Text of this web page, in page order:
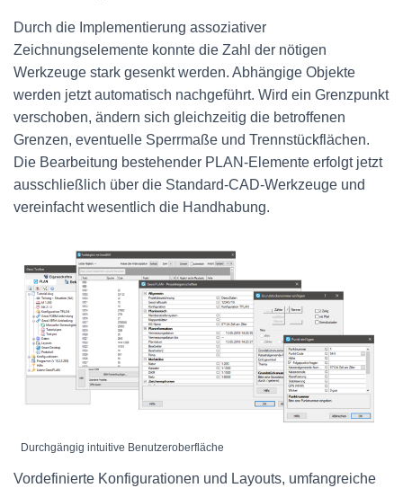
Durch die Implementierung assoziativer
Zeichnungselemente konnte die Zahl der nötigen
Werkzeuge stark gesenkt werden. Abhängige Objekte
werden jetzt automatisch nachgeführt. Wird ein Grenzpunkt
verschoben, ändern sich gleichzeitig die betroffenen
Grenzen, eventuelle Sperrmaße und Trennstückflächen.
Die Bearbeitung bestehender PLAN-Elemente erfolgt jetzt
ausschließlich über die Standard-CAD-Werkzeuge und
vereinfacht wesentlich die Handhabung.
Durchgängig intuitive Benutzeroberfläche
Vordefinierte Konfigurationen und Layouts, umfangreiche